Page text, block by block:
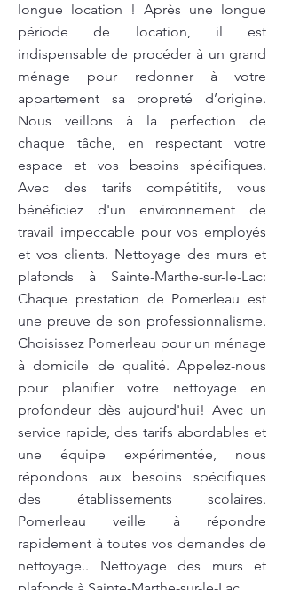
longue location ! Après une longue
période de location, il est
indispensable de procéder à un grand
ménage pour redonner à votre
appartement sa propreté d’origine.
Nous veillons à la perfection de
chaque tâche, en respectant votre
espace et vos besoins spécifiques.
Avec des tarifs compétitifs, vous
bénéficiez d'un environnement de
travail impeccable pour vos employés
et vos clients. Nettoyage des murs et
plafonds à Sainte-Marthe-sur-le-Lac:
Chaque prestation de Pomerleau est
une preuve de son professionnalisme.
Choisissez Pomerleau pour un ménage
à domicile de qualité. Appelez-nous
pour planifier votre nettoyage en
profondeur dès aujourd'hui! Avec un
service rapide, des tarifs abordables et
une équipe expérimentée, nous
répondons aux besoins spécifiques
des établissements scolaires.
Pomerleau veille à répondre
rapidement à toutes vos demandes de
nettoyage.. Nettoyage des murs et